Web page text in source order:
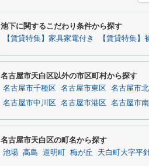
池下に関するこだわり条件から探す
【賃貸特集】家具家電付き 【賃貸特集】
名古屋市天白区以外の市区町村から探す
名古屋市千種区 名古屋市東区 名古屋市
名古屋市中川区
名古屋市港区 名古屋市
名古屋市天白区の町名から探す
池場 高島 道明町 梅が丘 天白町大字平